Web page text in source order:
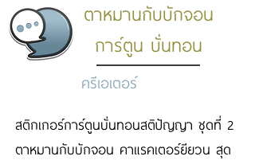
ตาหมานกับบักจอน
การ์ตูน บั่นทอน
ครีเอเตอร์
สติกเกอร์การ์ตูนบั่นทอนสติปัญญา ชุดที่ 2
ตาหมานกับบักจอน คาแรคเตอร์ยียวน สุด